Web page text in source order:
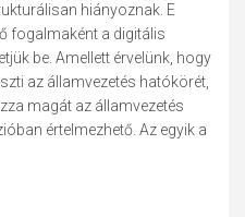
hiányoznak. E
fogalmaként a digitális
be. Amellett érvelünk, hogy
az államvezetés hatókörét,
magát az államvezetés
értelmezhető. Az egyik a